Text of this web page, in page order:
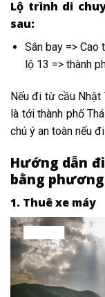
Lộ trình di
sau:
Sân bay => Cao
lộ 13 => thành
Nếu đi từ cầu Nhật
là tới thành phố
chú ý an toàn nếu
Hướng dẫn
bằng
1. Thuê xe máy